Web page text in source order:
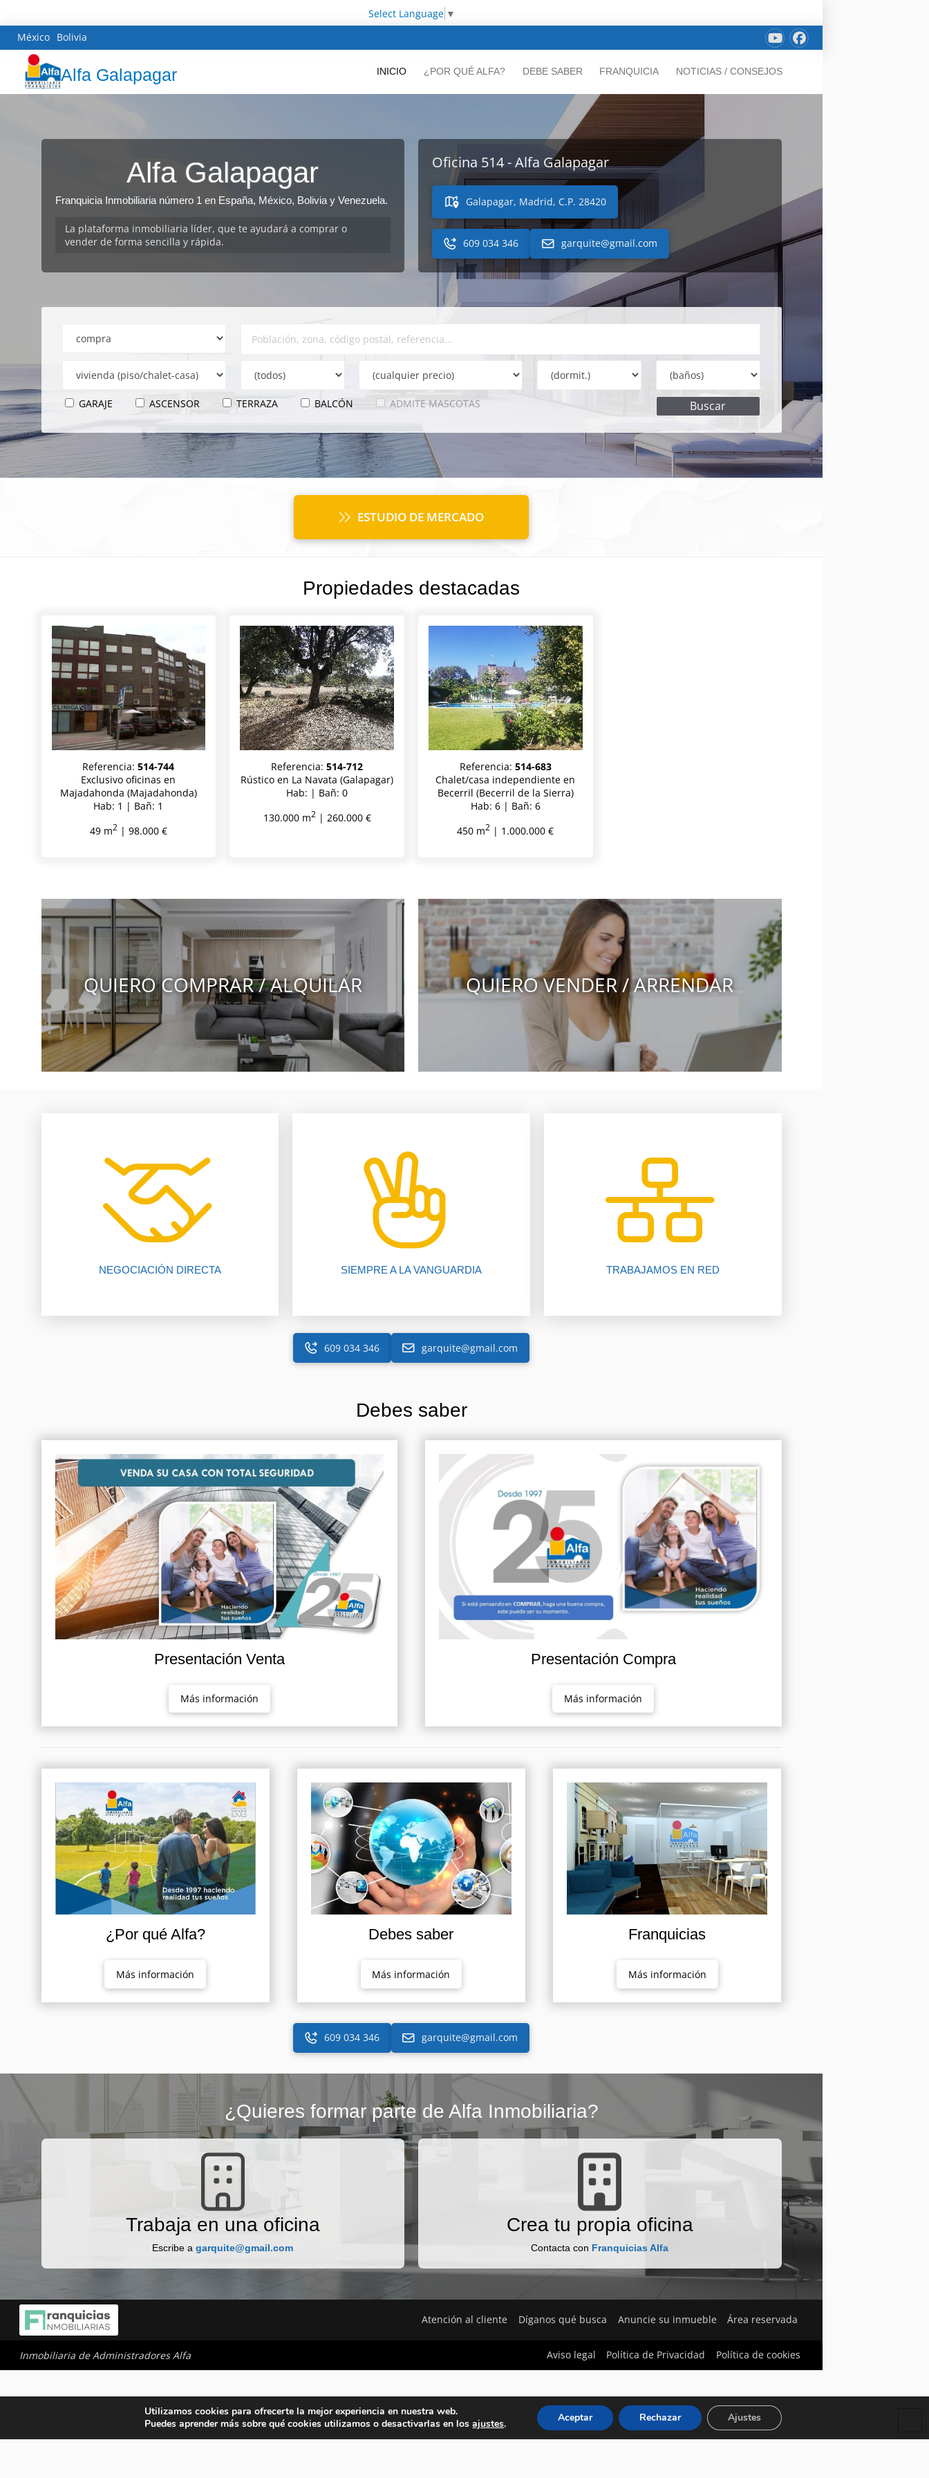
Select Language ▼
México Bolivia
Alfa Galapagar INICIO ¿POR QUÉ ALFA? DEBE SABER FRANQUICIA NOTICIAS / CONSEJOS
Alfa Galapagar
Franquicia Inmobiliaria número 1 en España, México, Bolivia y Venezuela.
La plataforma inmobiliaria líder, que te ayudará a comprar o
vender de forma sencilla y rápida.
Oficina 514 - Alfa Galapagar
Galapagar, Madrid, C.P. 28420
609 034 346 garquite@gmail.com
GARAJE ASCENSOR TERRAZA BALCÓN ADMITE MASCOTAS
ESTUDIO DE MERCADO
Propiedades destacadas
Referencia:514-744
Exclusivo oficinas en
Majadahonda (Majadahonda)
Hab: 1 | Bañ: 1
49 m2| 98.000 €
Referencia:514-712
Rústico en La Navata (Galapagar)
Hab: | Bañ: 0
130.000 m2| 260.000 €
Referencia: 514-683
Chalet/casa independiente en
Becerril (Becerril de la Sierra)
Hab: 6 | Bañ: 6
450 m2 | 1.000.000 €
QUIERO COMPRAR / ALQUILAR QUIERO VENDER / ARRENDAR
NEGOCIACIÓN DIRECTA
El 80% de las negociaciones se
pierden por falta de comunicación
entre comprador y vendedor,
nosotros te ayudamos.
SIEMPRE A LA VANGUARDIA
Te ahorramos tiempo y dinero gracias
a nuestros procedimientos,
compruébalo.
TRABAJAMOS EN RED
Más de 225 oficinas y más de 2050
asesores trabajando para ti gracias a
nuestro software inmobiliario.
609 034 346 garquite@gmail.com
Debes saber
Presentación Venta
Más información
Presentación Compra
Más información
¿Por qué Alfa?
Más información
Debes saber
Más información
Franquicias
Más información
609 034 346 garquite@gmail.com
¿Quieres formar parte de Alfa Inmobiliaria?
Trabaja en una oficina
Escribe agarquite@gmail.com
Crea tu propia oficina
Contacta con Franquicias Alfa
Atención al cliente Díganos qué busca Anuncie su inmueble Área reservada
Inmobiliaria de Administradores Alfa Aviso legal Política de Privacidad Política de cookies
Utilizamos cookies para ofrecerte la mejor experiencia en nuestra web.
Puedes aprender más sobre qué cookies utilizamos o desactivarlas en losajustes. Aceptar Rechazar Ajustes